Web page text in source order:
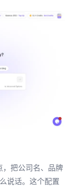
把公司名、品牌
说话。这个配置